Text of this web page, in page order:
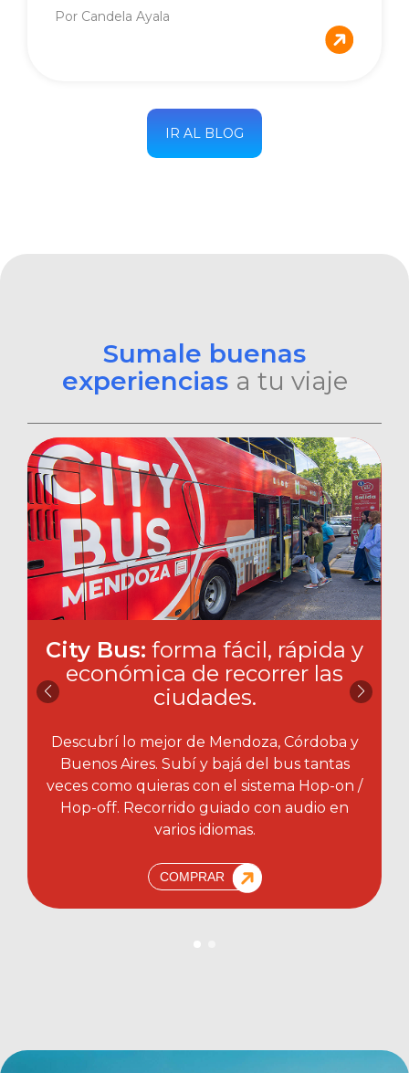
Por Candela Ayala
IR AL BLOG
Sumale buenas
experiencias a tu viaje
City Bus: forma fácil, rápida y
económica de recorrer las
ciudades.​
Descubrí lo mejor de Mendoza, Córdoba y
Buenos Aires. Subí y bajá del bus tantas
veces como quieras con el sistema Hop-on /
Hop-off. Recorrido guiado con audio en
varios idiomas.
COMPRAR